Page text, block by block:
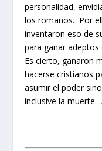
personalidad,
los romanos. Por
inventaron eso de
para ganar
Es cierto, ganaron
hacerse cristianos
asumir el poder
inclusive la muerte.